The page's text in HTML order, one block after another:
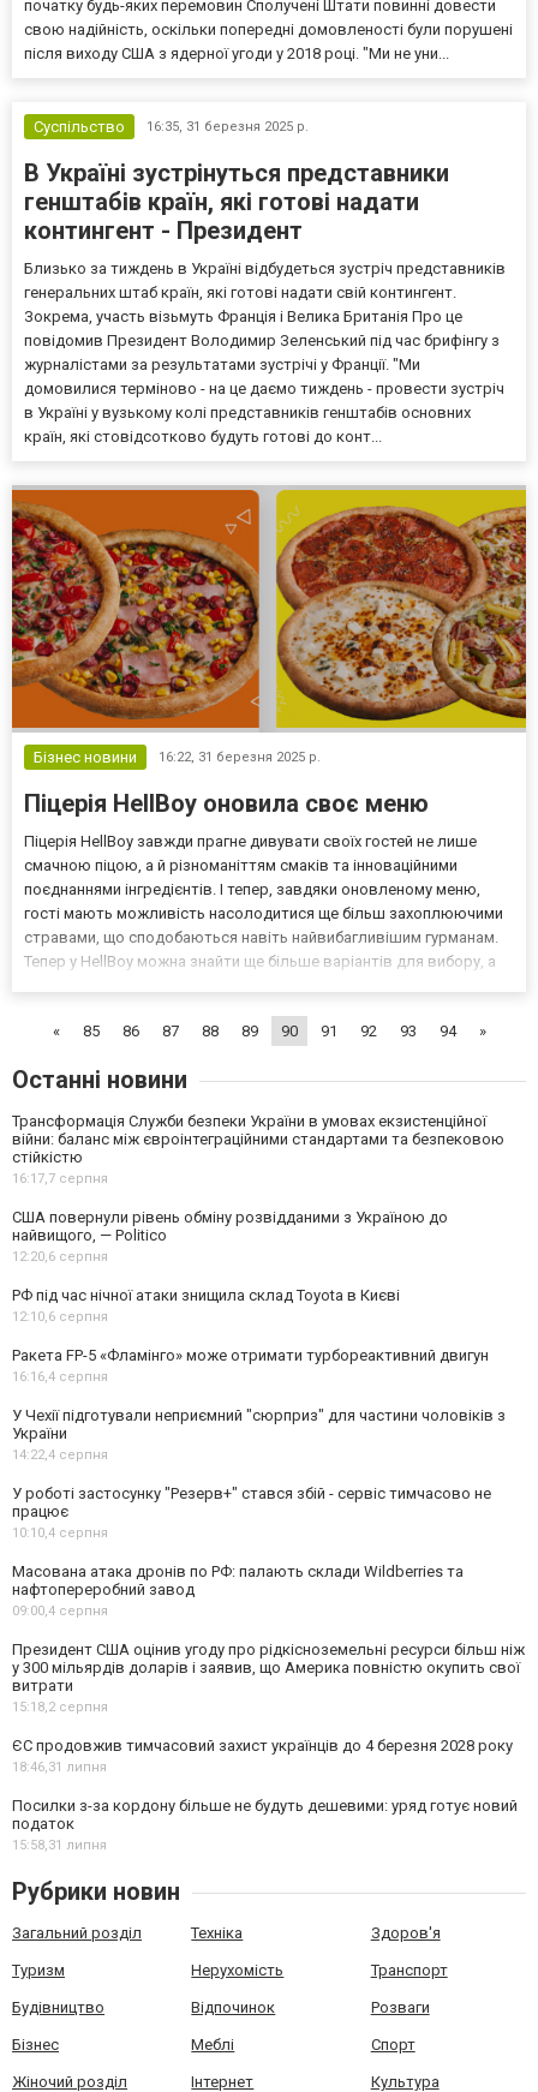
початку будь-яких перемовин Сполучені Штати повинні довести
свою надійність, оскільки попередні домовленості були порушені
після виходу США з ядерної угоди у 2018 році. "Ми не уни...
Суспільство 16:35, 31 березня 2025 р.
В Україні зустрінуться представники
генштабів країн, які готові надати
контингент - Президент
Близько за тиждень в Україні відбудеться зустріч представників
генеральних штаб країн, які готові надати свій контингент.
Зокрема, участь візьмуть Франція і Велика Британія Про це
повідомив Президент Володимир Зеленський під час брифінгу з
журналістами за результатами зустрічі у Франції. "Ми
домовилися терміново - на це даємо тиждень - провести зустріч
в Україні у вузькому колі представників генштабів основних
країн, які стовідсотково будуть готові до конт...
Бізнес новини 16:22, 31 березня 2025 р.
Піцерія HellBoy оновила своє меню
Піцерія HellBoy завжди прагне дивувати своїх гостей не лише
смачною піцою, а й різноманіттям смаків та інноваційними
поєднаннями інгредієнтів. І тепер, завдяки оновленому меню,
гості мають можливість насолодитися ще більш захоплюючими
стравами, що сподобаються навіть найвибагливішим гурманам.
Тепер у HellBoy можна знайти ще більше варіантів для вибору, а
«
85 86 87 88 89 90 91 92 93 94 »
Останні новини
Трансформація Служби безпеки України в умовах екзистенційної
війни: баланс між євроінтеграційними стандартами та безпековою
стійкістю
16:17,7 серпня
США повернули рівень обміну розвідданими з Україною до
найвищого, — Politico
12:20,6 серпня
РФ під час нічної атаки знищила склад Toyota в Києві
12:10,6 серпня
Ракета FP-5 «Фламінго» може отримати турбореактивний двигун
16:16,4 серпня
У Чехії підготували неприємний "сюрприз" для частини чоловіків з
України
14:22,4 серпня
У роботі застосунку "Резерв+" стався збій - сервіс тимчасово не
працює
10:10,4 серпня
Масована атака дронів по РФ: палають склади Wildberries та
нафтопереробний завод
09:00,4 серпня
Президент США оцінив угоду про рідкісноземельні ресурси більш ніж
у 300 мільярдів доларів і заявив, що Америка повністю окупить свої
витрати
15:18,2 серпня
ЄС продовжив тимчасовий захист українців до 4 березня 2028 року
18:46,31 липня
Посилки з-за кордону більше не будуть дешевими: уряд готує новий
податок
15:58,31 липня
Рубрики новин
Загальний розділ Техніка Здоров'я
Туризм Нерухомість Транспорт
Будівництво Відпочинок Розваги
Бізнес Меблі Спорт
Жіночий розділ Інтернет Культура